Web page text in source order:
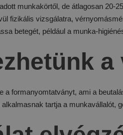
munkakörtől, de átlagosan
fizikális vizsgálatra,
betegét, például a munka-
a formanyomtatványt, ami a
tartja a munkavállalót,